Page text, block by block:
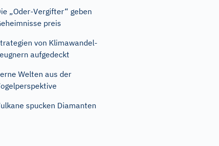
„Oder-Vergifter“ geben
preis
von Klimawandel-
aufgedeckt
Welten aus der
spucken Diamanten